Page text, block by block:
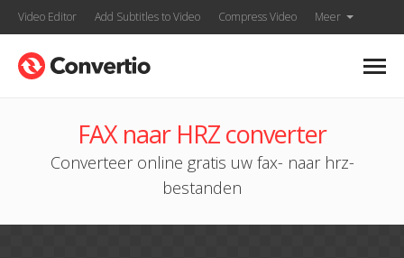
Video Editor Add Subtitles to Video Compress Video Meer
FAX naar HRZ converter
Converteer online gratis uw fax- naar hrz-
bestanden